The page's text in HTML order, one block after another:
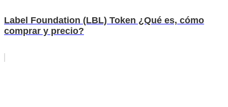
Label Foundation (LBL) Token ¿Qué es, cómo
comprar y precio?